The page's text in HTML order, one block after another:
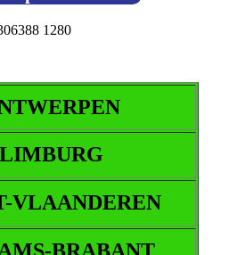
LIMBURG
VLAANDEREN